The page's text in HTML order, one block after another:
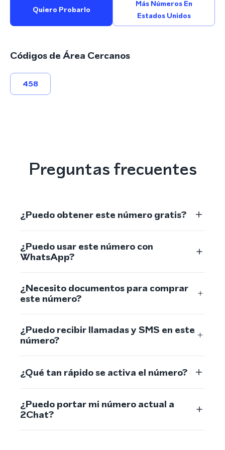
Quiero Probarlo
Más Números En
Estados Unidos
Códigos de Área Cercanos
458
Preguntas frecuentes
¿Puedo obtener este número gratis?
¿Puedo usar este número con
WhatsApp?
¿Necesito documentos para comprar
este número?
¿Puedo recibir llamadas y SMS en este
número?
¿Qué tan rápido se activa el número?
¿Puedo portar mi número actual a
2Chat?